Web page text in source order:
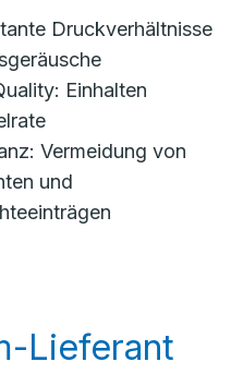
Druckverhältnisse
Einhalten
Vermeidung von
und
Lieferant